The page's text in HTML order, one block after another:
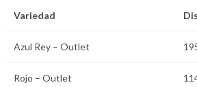
Variedad
Azul Rey – Outlet
Rojo – Outlet